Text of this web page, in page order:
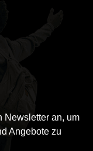
Newsletter an, um
Angebote zu